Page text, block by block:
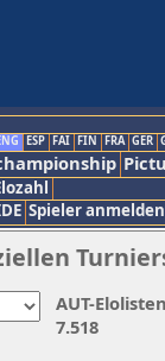
ESP FAI FIN FRA GER
Spieler anmelden
AUT-
7.518